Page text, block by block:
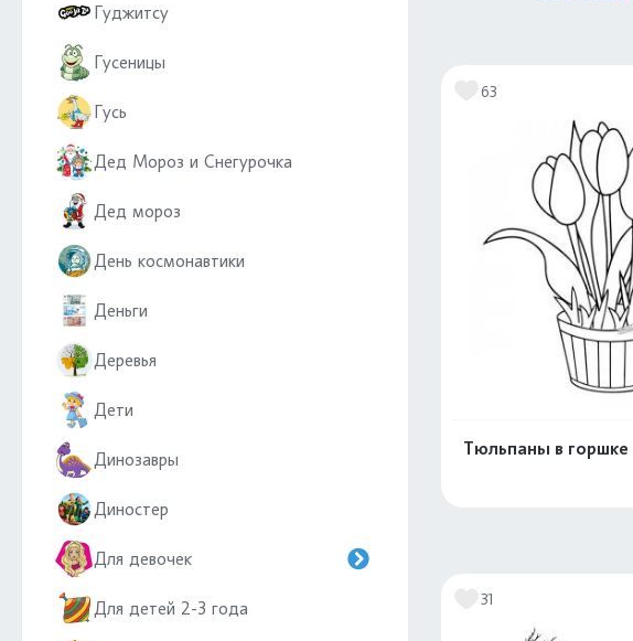
Гуджитсу
Гусеницы
Гусь
Дед Мороз и Снегурочка
Дед мороз
День космонавтики
Деньги
Деревья
Дети
Динозавры
Диностер
Для девочек
Для детей 2-3 года
63
Тюльпаны в горшке
31